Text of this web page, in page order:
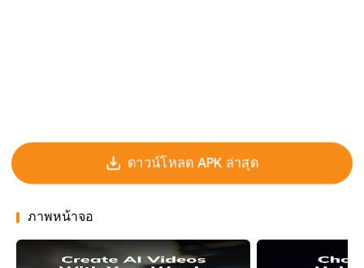
ดาวน์โหลด APK ล่าสุด
ภาพหน้าจอ